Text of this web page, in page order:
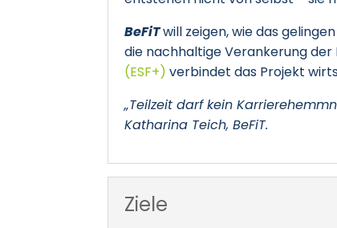
BeFiTwill zeigen, wie das
die nachhaltige Verankerung
(ESF+) verbindet das Projekt
„Teilzeit darf kein
Katharina Teich, BeFiT.
Ziele